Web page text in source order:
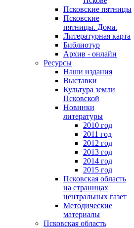
Псковские пятницы
Псковские
пятницы. Дома.
Литературная карта
Библиотур
Архив - онлайн
Ресурсы
Наши издания
Выставки
Культура земли
Псковской
Новинки
литературы
2010 год
2011 год
2012 год
2013 год
2014 год
2015 год
Псковская область
на страницах
центральных газет
Методические
материалы
Псковская область